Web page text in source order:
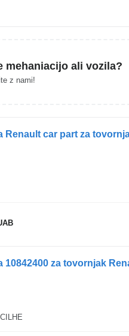
mehaniacijo ali vozila?
z nami!
Renault car part za
za tovornjak